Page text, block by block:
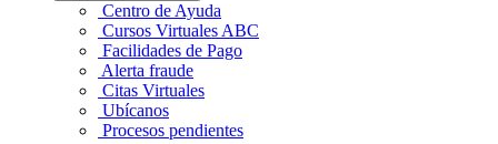
Centro de Ayuda
Cursos Virtuales ABC
Facilidades de Pago
Alerta fraude
Citas Virtuales
Ubícanos
Procesos pendientes